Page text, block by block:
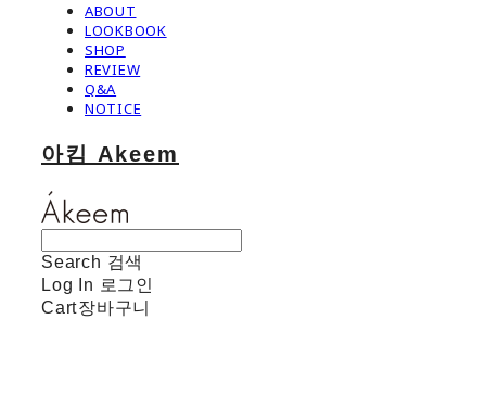
ABOUT
LOOKBOOK
SHOP
REVIEW
Q&A
NOTICE
아킴 Akeem
Search 검색
Log In 로그인
Cart장바구니